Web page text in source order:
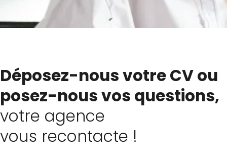
Déposez-nous votre CV ou
posez-nous vos questions,
votre agence
vous recontacte !